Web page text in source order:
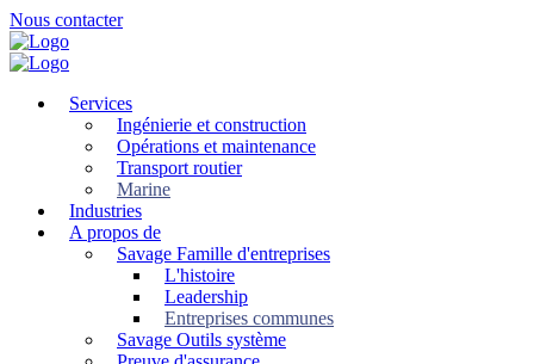
Skip
to
main
Nous contacter
Services
Ingénierie et construction
Opérations et maintenance
Transport routier
Marine
Industries
A propos de
Savage Famille d'entreprises
L'histoire
Leadership
Entreprises communes
Savage Outils système